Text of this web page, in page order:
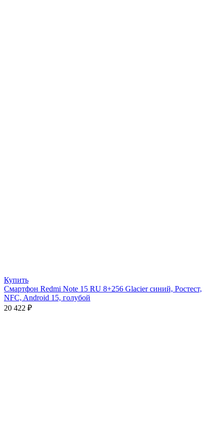
Купить
Смартфон Redmi Note 15 RU 8+256 Glacier синий, Ростест,
NFC, Android 15, голубой
20 422 ₽